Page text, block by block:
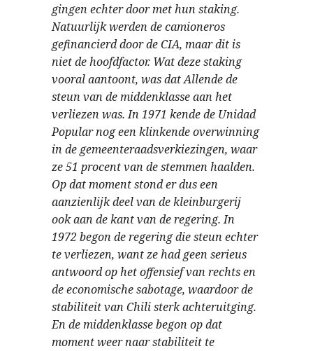
gingen echter door met hun staking.
Natuurlijk werden de camioneros
gefinancierd door de CIA, maar dit is
niet de hoofdfactor. Wat deze staking
vooral aantoont, was dat Allende de
steun van de middenklasse aan het
verliezen was. In 1971 kende de Unidad
Popular nog een klinkende overwinning
in de gemeenteraadsverkiezingen, waar
ze 51 procent van de stemmen haalden.
Op dat moment stond er dus een
aanzienlijk deel van de kleinburgerij
ook aan de kant van de regering. In
1972 begon de regering die steun echter
te verliezen, want ze had geen serieus
antwoord op het offensief van rechts en
de economische sabotage, waardoor de
stabiliteit van Chili sterk achteruitging.
En de middenklasse begon op dat
moment weer naar stabiliteit te